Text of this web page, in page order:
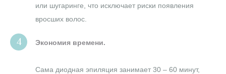
или шугаринге, что исключает риски появления
вросших волос.
Экономия времени.
Сама диодная эпиляция занимает 30 – 60 минут,